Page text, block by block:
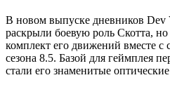
В новом выпуске дневников Dev
раскрыли боевую роль Скотта, но
комплект его движений вместе
сезона 8.5. Базой для геймплея
стали его знаменитые